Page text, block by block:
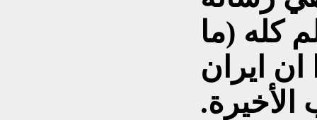
كله (ما
ايران